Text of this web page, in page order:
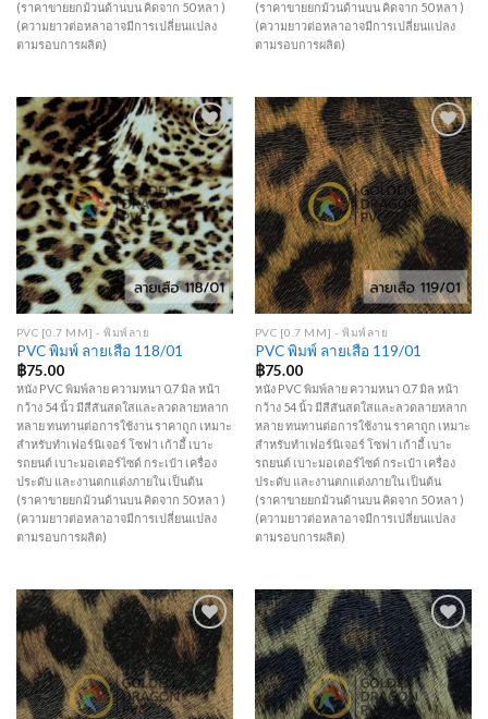
(ราคาขายยกม้วนด้านบน คิดจาก 50 หลา )
(ความยาวต่อหลาอาจมีการเปลี่ยนแปลง
ตามรอบการผลิต)
(ราคาขายยกม้วนด้านบน คิดจาก 50 หลา )
(ความยาวต่อหลาอาจมีการเปลี่ยนแปลง
ตามรอบการผลิต)
Add to
Wishlist
PVC [0.7 MM] - พิมพ์ลาย
PVC พิมพ์ ลายเสือ 118/01
฿75.00
หนัง PVC พิมพ์ลาย ความหนา 0.7 มิล หน้า
กว้าง 54 นิ้ว มีสีสันสดใสและลวดลายหลาก
หลาย ทนทานต่อการใช้งาน ราคาถูก เหมาะ
สำหรับทำเฟอร์นิเจอร์ โซฟา เก้าอี้ เบาะ
รถยนต์ เบาะมอเตอร์ไซด์ กระเป๋า เครื่อง
ประดับ และงานตกแต่งภายใน เป็นต้น
(ราคาขายยกม้วนด้านบน คิดจาก 50 หลา )
(ความยาวต่อหลาอาจมีการเปลี่ยนแปลง
ตามรอบการผลิต)
Add to
Wishlist
PVC [0.7 MM] - พิมพ์ลาย
PVC พิมพ์ ลายเสือ 119/01
฿75.00
หนัง PVC พิมพ์ลาย ความหนา 0.7 มิล หน้า
กว้าง 54 นิ้ว มีสีสันสดใสและลวดลายหลาก
หลาย ทนทานต่อการใช้งาน ราคาถูก เหมาะ
สำหรับทำเฟอร์นิเจอร์ โซฟา เก้าอี้ เบาะ
รถยนต์ เบาะมอเตอร์ไซด์ กระเป๋า เครื่อง
ประดับ และงานตกแต่งภายใน เป็นต้น
(ราคาขายยกม้วนด้านบน คิดจาก 50 หลา )
(ความยาวต่อหลาอาจมีการเปลี่ยนแปลง
ตามรอบการผลิต)
Add to
Wishlist
Add to
Wishlist